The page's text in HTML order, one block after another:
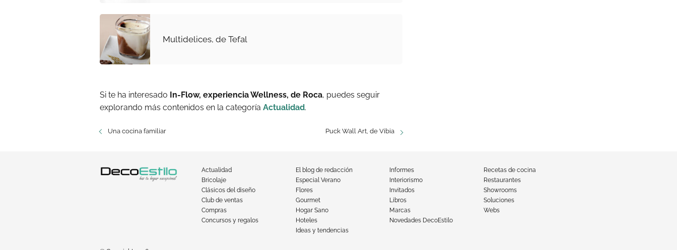
Multidelices, de Tefal
Si te ha interesado In-Flow, experiencia Wellness, de Roca, puedes seguir
explorando más contenidos en la categoría Actualidad.
Una cocina familiar Puck Wall Art, de Vibia
Actualidad
Bricolaje
Clásicos del diseño
Club de ventas
Compras
Concursos y regalos
El blog de redacción
Especial Verano
Flores
Gourmet
Hogar Sano
Hoteles
Ideas y tendencias
Informes
Interiorismo
Invitados
Libros
Marcas
Novedades DecoEstilo
Recetas de cocina
Restaurantes
Showrooms
Soluciones
Webs